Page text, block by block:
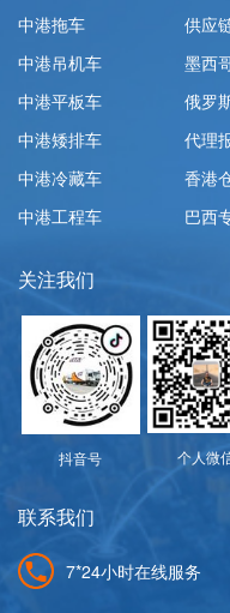
中港拖车
中港吊机车
中港平板车
中港矮排车
中港冷藏车
中港工程车
供应
墨西
俄罗
代理
香港
巴西
关注我们
抖音号 个人微
联系我们
7*24小时在线服务